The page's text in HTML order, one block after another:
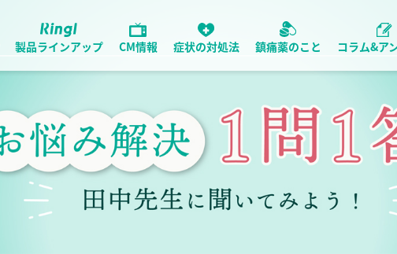
製品ラインアップ CM情報 症状の対処法 鎮痛薬のこと コラム&ア